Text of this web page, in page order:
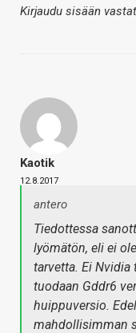
Kirjaudu sisään
Kaotik
12.8.2017
antero
Tiedottessa
lyömätön, eli ei
tarvetta. Ei Nvidia
tuodaan Gddr6
huippuversio.
mahdollisimman